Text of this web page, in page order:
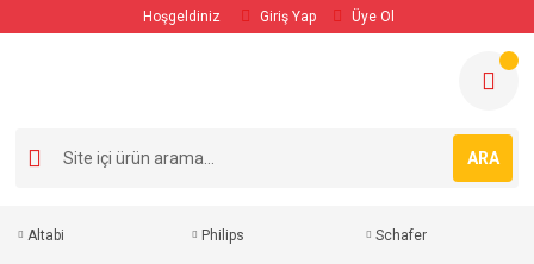
Hoşgeldiniz Giriş Yap Üye Ol
ARA
Altabi Philips Schafer